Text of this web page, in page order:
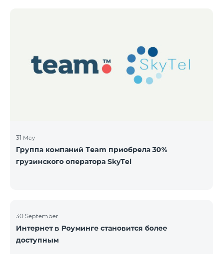
31 May
Группа компаний Team приобрела 30%
грузинского оператора SkyTel
30 September
Интернет в Роуминге становится более
доступным